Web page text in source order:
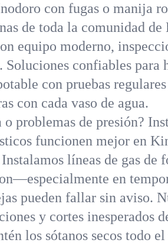
con fugas o manija
de toda la comunidad de
equipo moderno,
confiables para
con pruebas
con cada vaso de agua.
o problemas de presión?
funcionen mejor en
Instalamos líneas de gas de
en
pueden fallar sin aviso.
y cortes inesperados
los sótanos secos todo